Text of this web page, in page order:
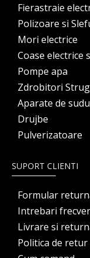
Fierastraie
Polizoare si
Mori electrice
Coase electrice
Pompe apa
Zdrobitori
Aparate de
Drujbe
Pulverizatoare
SUPORT CLIENTI
Formular
Intrebari
Livrare si
Politica de retur